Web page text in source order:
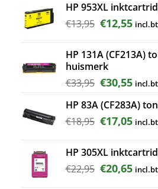
€32,95.
HP 953XL
€13,95
€13,95.
€12,55
HP 131A (CF213A)
huismerk
€33,95
was:
€33,95.
€30,55
is:
HP 83A (CF283A)
€18,95
€18,95.
€17,05
HP 305XL
€22,95 €20,65